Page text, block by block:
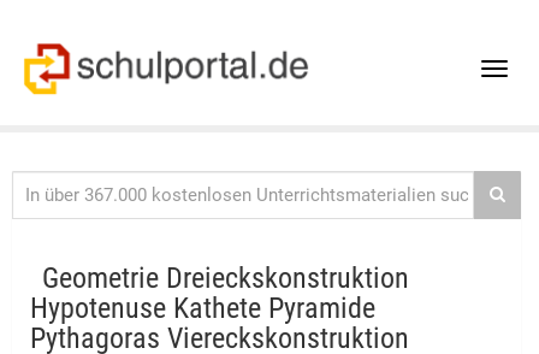
Toggle
Geometrie Dreieckskonstruktion
Hypotenuse Kathete Pyramide
Pythagoras Viereckskonstruktion